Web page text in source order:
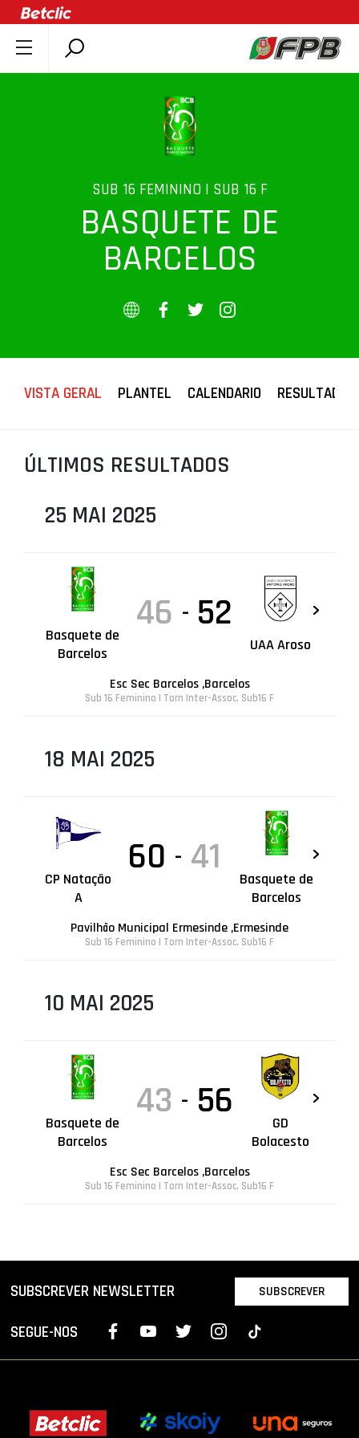
SOBRE A FPB
ASSOCIAÇÕES
CLUBES
ÁREA TÉCNICA
PROJETOS
SUB 16 FEMININO | SUB 16 F
BASQUETE DE
BARCELOS
VISTA GERAL PLANTEL CALENDARIO RESULTADOS
ÚLTIMOS RESULTADOS
25 MAI 2025
Basquete de
Barcelos
46 - 52
UAA Aroso
Esc Sec Barcelos ,Barcelos
Sub 16 Feminino | Torn Inter-Assoc. Sub16 F
18 MAI 2025
CP Natação
A
60 - 41
Basquete de
Barcelos
Pavilhão Municipal Ermesinde ,Ermesinde
Sub 16 Feminino | Torn Inter-Assoc. Sub16 F
10 MAI 2025
Basquete de
Barcelos
43 - 56
GD
Bolacesto
Esc Sec Barcelos ,Barcelos
Sub 16 Feminino | Torn Inter-Assoc. Sub16 F
SUBSCREVER NEWSLETTER SUBSCREVER
SEGUE-NOS